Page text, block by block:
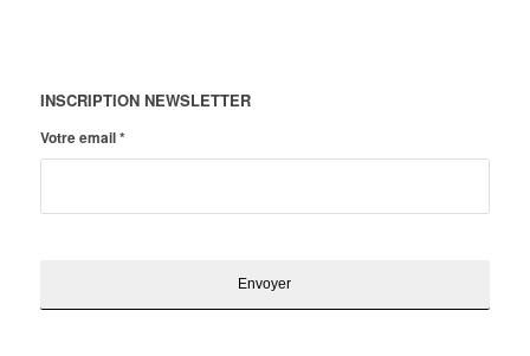
INSCRIPTION NEWSLETTER
Votre email*